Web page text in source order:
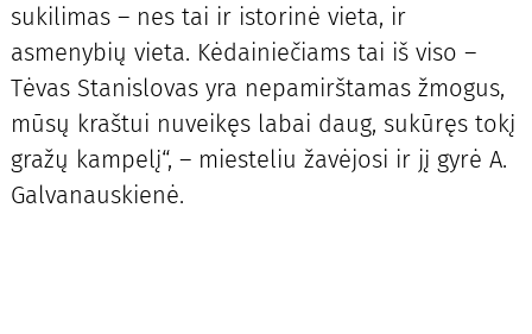
sukilimas – nes tai ir istorinė vieta, ir
asmenybių vieta. Kėdainiečiams tai iš viso –
Tėvas Stanislovas yra nepamirštamas žmogus,
mūsų kraštui nuveikęs labai daug, sukūręs tokį
gražų kampelį“, – miesteliu žavėjosi ir jį gyrė A.
Galvanauskienė.